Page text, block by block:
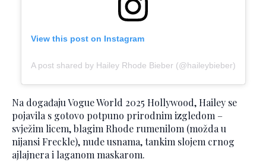
View this post on Instagram
A post shared by Hailey Rhode Bieber (@haileybieber)
Na događaju Vogue World 2025 Hollywood, Hailey se
pojavila s gotovo potpuno prirodnim izgledom –
svježim licem, blagim Rhode rumenilom (možda u
nijansi Freckle), nude usnama, tankim slojem crnog
ajlajnera i laganom maskarom.